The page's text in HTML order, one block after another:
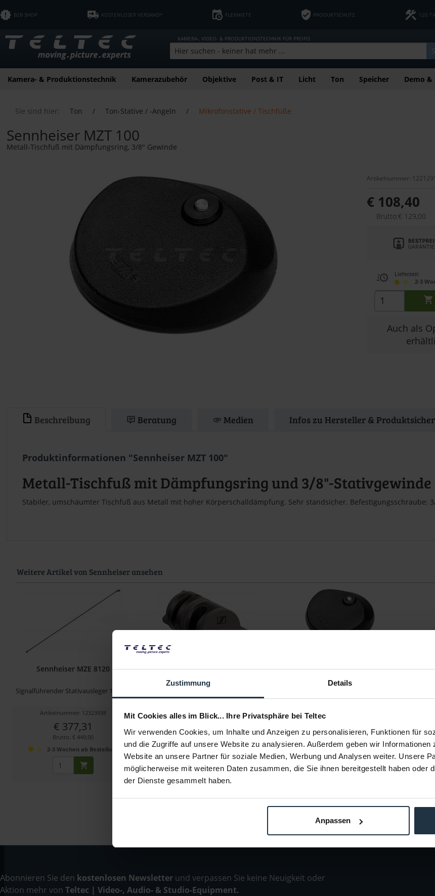
Zustimmung Details
Mit Cookies alles im Blick... Ihre Privatsphäre bei Teltec
Wir verwenden Cookies, um Inhalte und Anzeigen zu personalisieren, Funktionen für
und die Zugriffe auf unsere Website zu analysieren. Außerdem geben wir Informationen
Website an unsere Partner für soziale Medien, Werbung und Analysen weiter. Unsere
möglicherweise mit weiteren Daten zusammen, die Sie ihnen bereitgestellt haben oder
der Dienste gesammelt haben.
Anpassen
B2B SHOP KOSTENLOSER VERSAND* FLEXMIETE PRODUKTSCHUTZ 120
KAMERA-, VIDEO- & PRODUKTIONSTECHNIK FÜR PROFIS
Kamera- & Produktionstechnik Kamerazubehör Objektive Post & IT Licht Ton Speicher Demo &
Sie sind hier: Ton / Ton-Stative / -Angeln / Mikrofonstative / Tischfüße
Sennheiser MZT 100
Metall-Tischfuß mit Dämpfungsring, 3/8" Gewinde
Artikelnummer:
€ 108,40
Brutto:€ 129,00
Lieferzeit:
2-3
Auch als
Beschreibung Beratung Medien Infos zu Hersteller &
Produktinformationen "Sennheiser MZT 100"
Metall-Tischfuß mit Dämpfungsring und 3/8"-Stativgewinde
Stabiler, umschäumter Tischfuß aus Metall mit hoher Körperschalldämpfung. Sehr standsicher. Befestigungsschraube:
Weitere Artikel von Sennheiser ansehen
Sennheiser MZE 8120
Signalführender Stativausleger 120 cm
Artikelnummer: 12323938
€ 377,31
Brutto: € 449,00
2-3 Wochen ab Bestellung
Sennheiser MZGE 8000
von Stativstangen...
Artikelnummer: 12323940
€ 209,24
Brutto: € 249,00
2-3 Wochen ab Bestellung
Sennheiser MZT 100
Gewinde
Artikelnummer: 12212914
€ 108,40
Brutto: € 129,00
2-3 Wochen ab Bestellung
Abonnieren Sie den kostenlosen Newsletter und verpassen Sie keine Neuigkeit oder
Aktion mehr von Teltec | Video-, Audio- & Studio-Equipment.